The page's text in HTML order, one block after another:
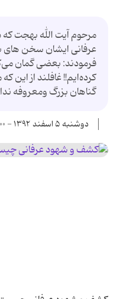
مرحوم آیت الله بهجت که
عرفانی ایشان سخن های
فرمودند: بعضی گمان
کرده‌ایم!! غافلند از
گناهان بزرگ ومعروفه
دوشنبه ۵ اسفند ۱۳۹۲ - ۰۰:۰۰